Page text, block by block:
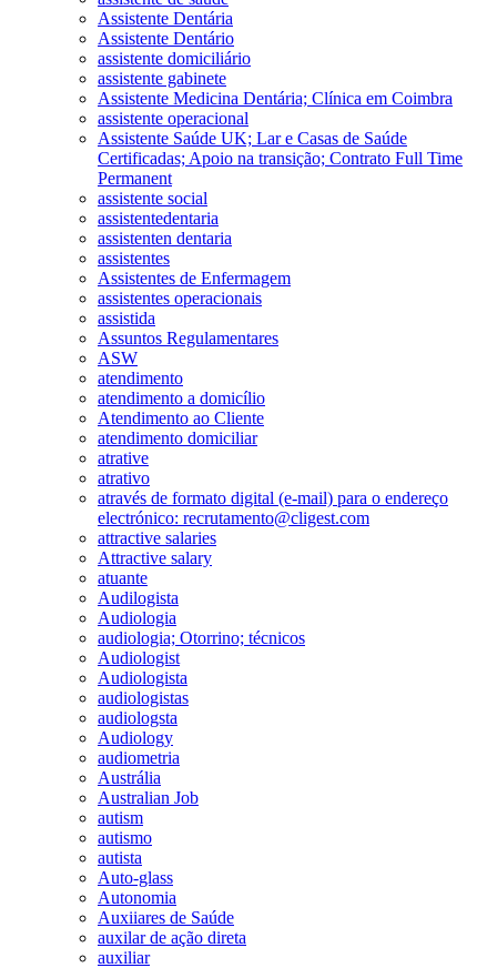
Assistente Dentária
Assistente Dentário
assistente domiciliário
assistente gabinete
Assistente Medicina Dentária; Clínica em Coimbra
assistente operacional
Assistente Saúde UK; Lar e Casas de Saúde
Certificadas; Apoio na transição; Contrato Full Time
Permanent
assistente social
assistentedentaria
assistenten dentaria
assistentes
Assistentes de Enfermagem
assistentes operacionais
assistida
Assuntos Regulamentares
ASW
atendimento
atendimento a domicílio
Atendimento ao Cliente
atendimento domiciliar
atrative
atrativo
através de formato digital (e-mail) para o endereço
electrónico: recrutamento@cligest.com
attractive salaries
Attractive salary
atuante
Audilogista
Audiologia
audiologia; Otorrino; técnicos
Audiologist
Audiologista
audiologistas
audiologsta
Audiology
audiometria
Austrália
Australian Job
autism
autismo
autista
Auto-glass
Autonomia
Auxiiares de Saúde
auxilar de ação direta
auxiliar